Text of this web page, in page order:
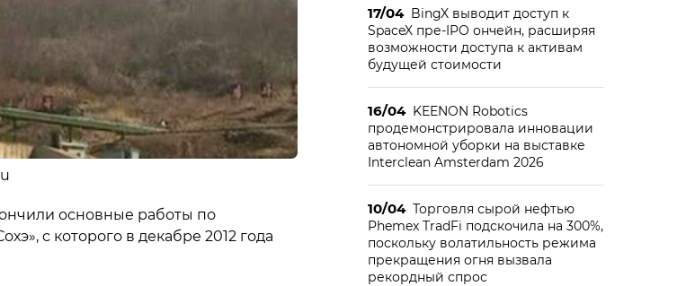
основные работы по
с которого в декабре 2012 года
17/04 BingX выводит доступ к
SpaceX пре-IPO ончейн, расширяя
возможности доступа к активам
будущей стоимости
16/04 KEENON Robotics
продемонстрировала инновации
автономной уборки на выставке
Interclean Amsterdam 2026
10/04 Торговля сырой нефтью
Phemex TradFi подскочила на 300%,
поскольку волатильность режима
прекращения огня вызвала
рекордный спрос